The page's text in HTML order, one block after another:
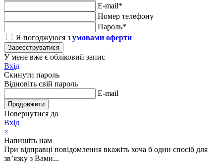
E-mail*
Номер телефону
Пароль*
Я погоджуюся з умовами оферти
Зареєструватися
У мене вже є обліковий запис
Вхід
Скинути пароль
Відновіть свій пароль
E-mail
Продовжити
Повернутися до
Вхід
×
Напишіть нам
При відправці повідомлення вкажіть хоча б один спосіб для
зв’язку з Вами...